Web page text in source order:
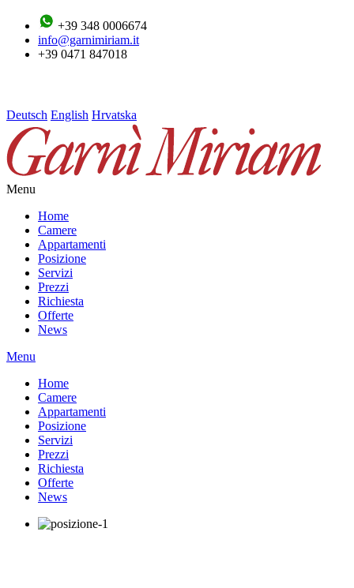
+39 348 0006674
info@garnimiriam.it
+39 0471 847018
Deutsch English Hrvatska
Menu
Home
Camere
Appartamenti
Posizione
Servizi
Prezzi
Richiesta
Offerte
News
Menu
Home
Camere
Appartamenti
Posizione
Servizi
Prezzi
Richiesta
Offerte
News